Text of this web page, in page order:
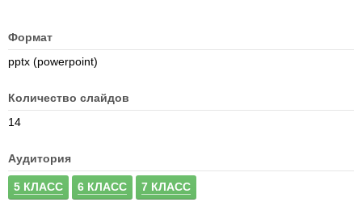
Формат
pptx (powerpoint)
Количество слайдов
14
Аудитория
5 КЛАСС 6 КЛАСС 7 КЛАСС